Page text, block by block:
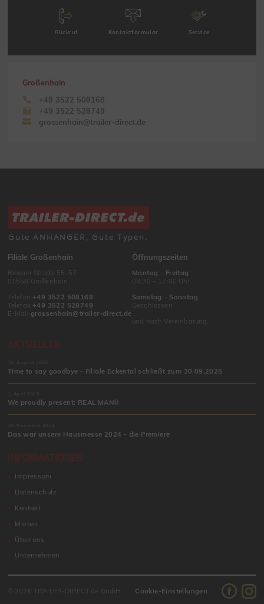
Rückruf Kontaktformular Service
Großenhain
+49 3522 508168
+49 3522 528749
grossenhain@trailer-direct.de
Gute ANHÄNGER, Gute Typen.
Filiale Großenhain
Riesaer Straße 55-57
01558 Großenhain
Telefon +49 3522 508168
Telefax +49 3522 528749
E-Mail grossenhain@trailer-direct.de
Öffnungszeiten
Montag
Freitag
08:30 – 17:00 Uhr
Samstag
Sonntag
Geschlossen
und nach Vereinbarung.
AKTUELLES
18. August 2025
Time to say goodbye - Filiale Eckental schließt zum 30.09.2025
1. April 2025
We proudly present: REAL MAN®
28. November 2024
Das war unsere Hausmesse 2024 - die Premiere
INFORMATIONEN
Impressum
Datenschutz
Kontakt
Mieten
Über uns
Unternehmen
© 2026 TRAILER-DIRECT.de GmbH Cookie-Einstellungen